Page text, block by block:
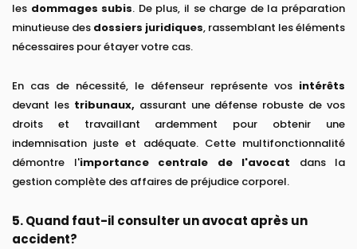
les dommages subis. De plus, il se charge de la préparation
minutieuse des dossiers juridiques, rassemblant les éléments
nécessaires pour étayer votre cas.
En cas de nécessité, le défenseur représente vos intérêts
devant les tribunaux, assurant une défense robuste de vos
droits et travaillant ardemment pour obtenir une
indemnisation juste et adéquate. Cette multifonctionnalité
démontre l'importance centrale de l'avocat dans la
gestion complète des affaires de préjudice corporel.
5. Quand faut-il consulter un avocat après un
accident?